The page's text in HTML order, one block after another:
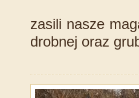
zasili nasze
drobnej oraz